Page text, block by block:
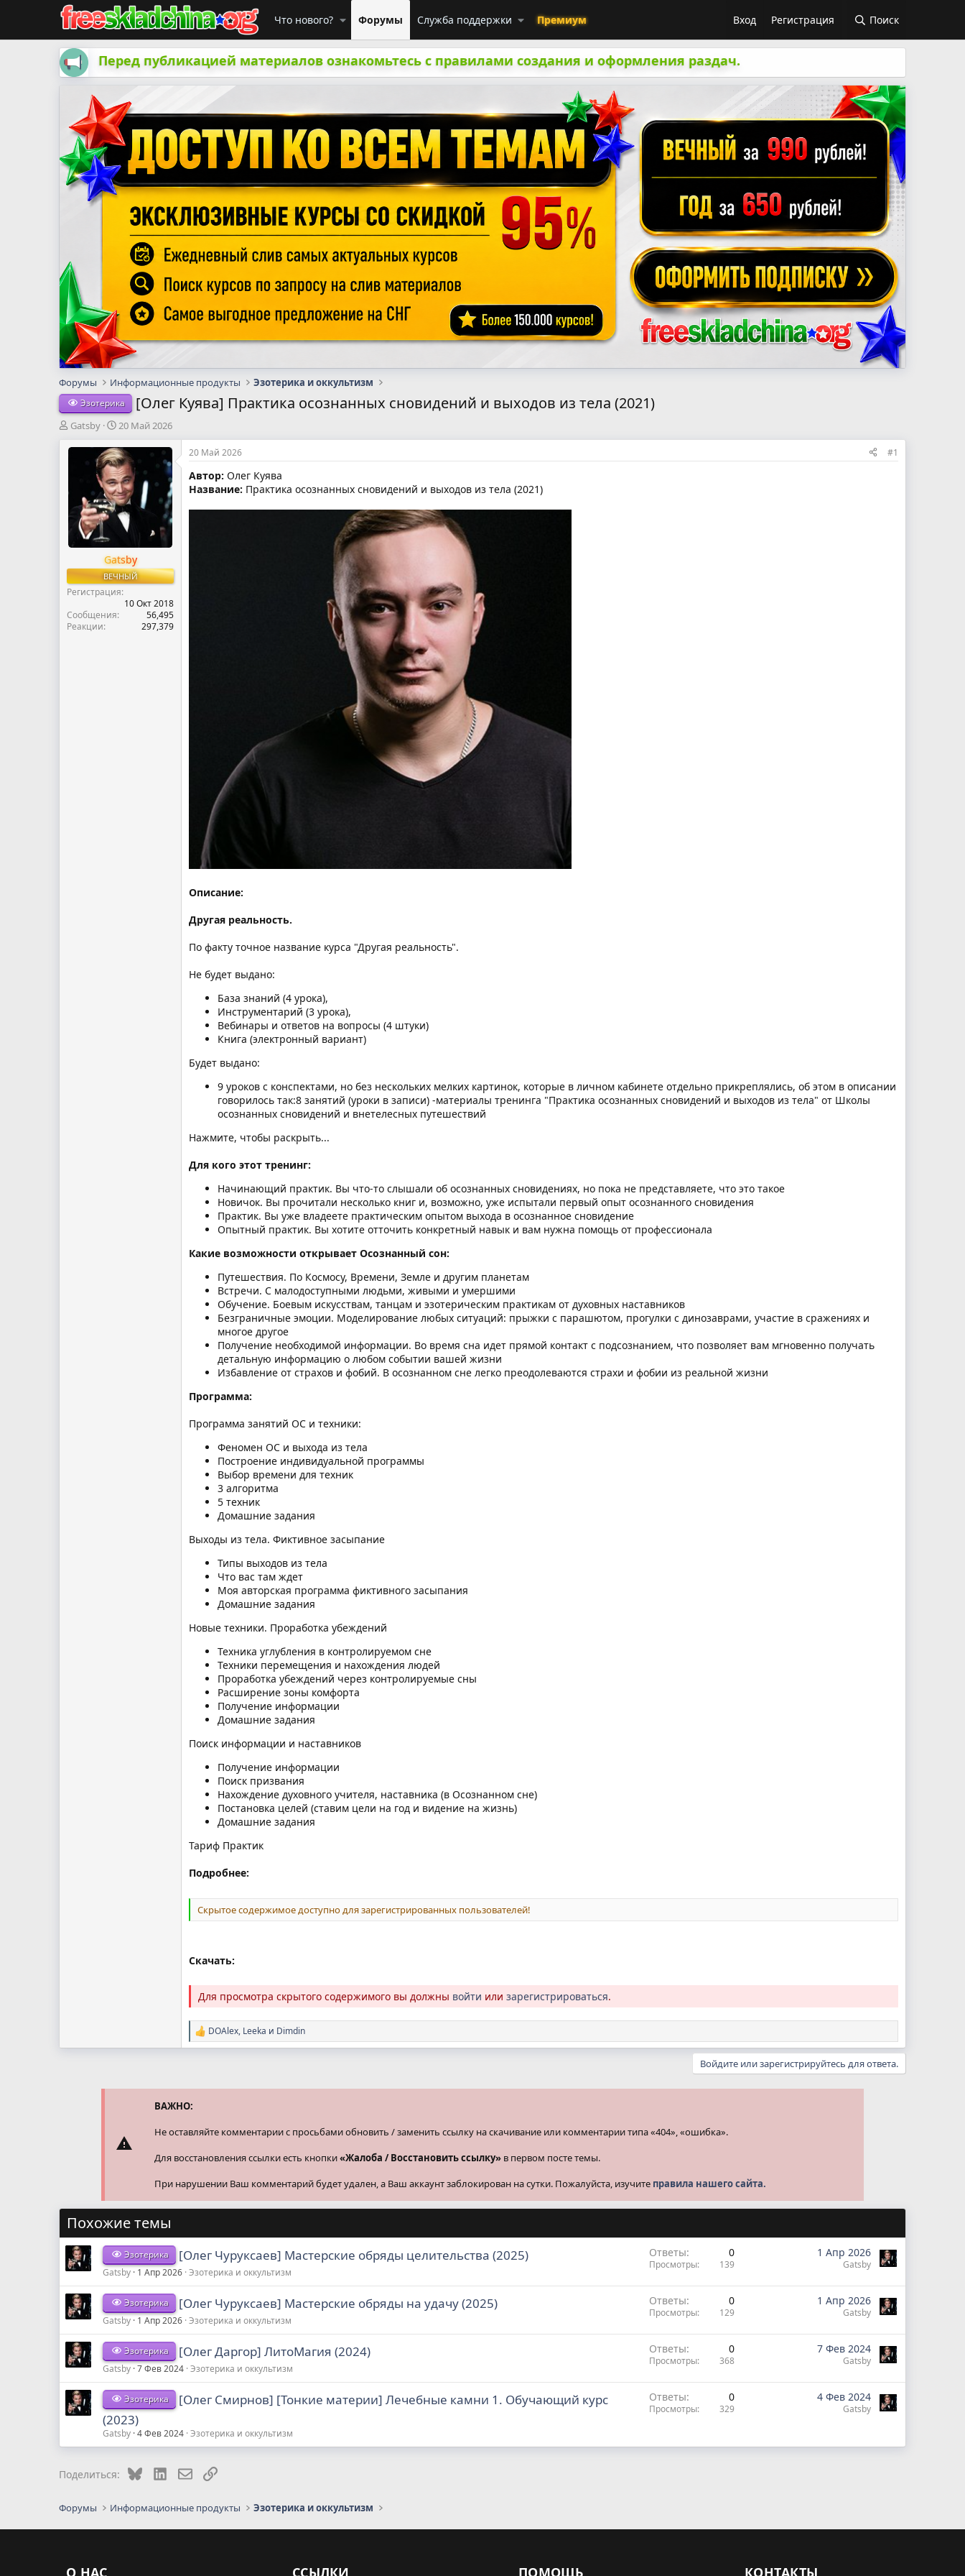
Что нового? Форумы Служба поддержки Премиум Вход Регистрация Поиск
Перед публикацией материалов ознакомьтесь с правилами создания и оформления раздач.
Форумы Информационные продукты Эзотерика и оккультизм
Эзотерика [Олег Куява] Практика осознанных сновидений и выходов из тела (2021)
А
т
м
ы
Gatsby
Д
т
а
н
а
ч
а
л
20 Май 2026
Gatsby
ВЕЧНЫЙ
Регистрация
10 Окт 2018
Сообщения
56,495
Реакции
297,379
20 Май 2026 #1
Автор: Олег Куява
Название: Практика осознанных сновидений и выходов из тела (2021)
Описание:
Другая реальность.
По факту точное название курса "Другая реальность".
Не будет выдано:
База знаний (4 урока),
Инструментарий (3 урока),
Вебинары и ответов на вопросы (4 штуки)
Книга (электронный вариант)
Будет выдано:
9 уроков с конспектами, но без нескольких мелких картинок, которые в личном кабинете отдельно прикреплялись, об этом в описании
говорилось так:8 занятий (уроки в записи) -материалы тренинга "Практика осознанных сновидений и выходов из тела" от Школы
осознанных сновидений и внетелесных путешествий
Нажмите, чтобы раскрыть...
Для кого этот тренинг:
Начинающий практик. Вы что-то слышали об осознанных сновидениях, но пока не представляете, что это такое
Новичок. Вы прочитали несколько книг и, возможно, уже испытали первый опыт осознанного сновидения
Практик. Вы уже владеете практическим опытом выхода в осознанное сновидение
Опытный практик. Вы хотите отточить конкретный навык и вам нужна помощь от профессионала
Какие возможности открывает Осознанный сон:
Путешествия. По Космосу, Времени, Земле и другим планетам
Встречи. С малодоступными людьми, живыми и умершими
Обучение. Боевым искусствам, танцам и эзотерическим практикам от духовных наставников
Безграничные эмоции. Моделирование любых ситуаций: прыжки с парашютом, прогулки с динозаврами, участие в сражениях и
многое другое
Получение необходимой информации. Во время сна идет прямой контакт с подсознанием, что позволяет вам мгновенно получать
детальную информацию о любом событии вашей жизни
Избавление от страхов и фобий. В осознанном сне легко преодолеваются страхи и фобии из реальной жизни
Программа:
Программа занятий ОС и техники:
Феномен ОС и выхода из тела
Построение индивидуальной программы
Выбор времени для техник
3 алгоритма
5 техник
Домашние задания
Выходы из тела. Фиктивное засыпание
Типы выходов из тела
Что вас там ждет
Моя авторская программа фиктивного засыпания
Домашние задания
Новые техники. Проработка убеждений
Техника углубления в контролируемом сне
Техники перемещения и нахождения людей
Проработка убеждений через контролируемые сны
Расширение зоны комфорта
Получение информации
Домашние задания
Поиск информации и наставников
Получение информации
Поиск призвания
Нахождение духовного учителя, наставника (в Осознанном сне)
Постановка целей (ставим цели на год и видение на жизнь)
Домашние задания
Тариф Практик
Подробнее:
Скрытое содержимое доступно для зарегистрированных пользователей!
Скачать:
Для просмотра скрытого содержимого вы должны войти или зарегистрироваться.
Р
е
и
DOAlex, Leeka и Dimdin
Войдите или зарегистрируйтесь для ответа.
ВАЖНО:
Не оставляйте комментарии с просьбами обновить / заменить ссылку на скачивание или комментарии типа «404», «ошибка».
Для восстановления ссылки есть кнопки«Жалоба / Восстановить ссылку» в первом посте темы.
При нарушении Ваш комментарий будет удален, а Ваш аккаунт заблокирован на сутки. Пожалуйста, изучите правила нашего сайта.
Похожие темы
Эзотерика [Олег Чуруксаев] Мастерские обряды целительства (2025)
Gatsby 1 Апр 2026 Эзотерика и оккультизм
Ответы 0
Просмотры 139
1 Апр 2026
Gatsby
Эзотерика [Олег Чуруксаев] Мастерские обряды на удачу (2025)
Gatsby 1 Апр 2026 Эзотерика и оккультизм
Ответы 0
Просмотры 129
1 Апр 2026
Gatsby
Эзотерика [Олег Даргор] ЛитоМагия (2024)
Gatsby 7 Фев 2024 Эзотерика и оккультизм
Ответы 0
Просмотры 368
7 Фев 2024
Gatsby
Эзотерика
[Олег Смирнов] [Тонкие материи] Лечебные камни 1. Обучающий курс
(2023)
Gatsby 4 Фев 2024 Эзотерика и оккультизм
Ответы 0
Просмотры 329
4 Фев 2024
Gatsby
Поделиться: BlueskyLinkedInЭлектронная почта
Ссылка
Форумы Информационные продукты Эзотерика и оккультизм
О НАС ССЫЛКИ ПОМОЩЬ КОНТАКТЫ